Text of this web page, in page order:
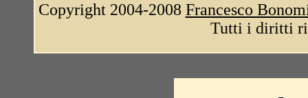
Copyright 2004-2008 Francesco
Tutti i diritti